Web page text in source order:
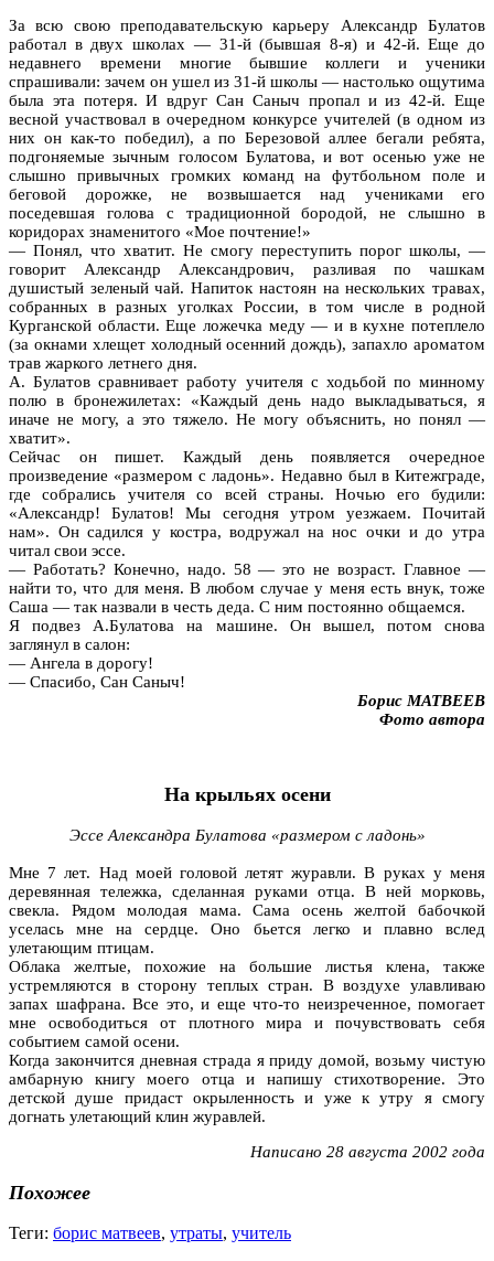
За всю свою преподавательскую карьеру Александр Булатов
работал в двух школах — 31-й (бывшая 8-я) и 42-й. Еще до
недавнего времени многие бывшие коллеги и ученики
спрашивали: зачем он ушел из 31-й школы — настолько ощутима
была эта потеря. И вдруг Сан Саныч пропал и из 42-й. Еще
весной участвовал в очередном конкурсе учителей (в одном из
них он как-то победил), а по Березовой аллее бегали ребята,
подгоняемые зычным голосом Булатова, и вот осенью уже не
слышно привычных громких команд на футбольном поле и
беговой дорожке, не возвышается над учениками его
поседевшая голова с традиционной бородой, не слышно в
коридорах знаменитого «Мое почтение!»
— Понял, что хватит. Не смогу переступить порог школы, —
говорит Александр Александрович, разливая по чашкам
душистый зеленый чай. Напиток настоян на нескольких травах,
собранных в разных уголках России, в том числе в родной
Курганской области. Еще ложечка меду — и в кухне потеплело
(за окнами хлещет холодный осенний дождь), запахло ароматом
трав жаркого летнего дня.
А. Булатов сравнивает работу учителя с ходьбой по минному
полю в бронежилетах: «Каждый день надо выкладываться, я
иначе не могу, а это тяжело. Не могу объяснить, но понял —
хватит».
Сейчас он пишет. Каждый день появляется очередное
произведение «размером с ладонь». Недавно был в Китежграде,
где собрались учителя со всей страны. Ночью его будили:
«Александр! Булатов! Мы сегодня утром уезжаем. Почитай
нам». Он садился у костра, водружал на нос очки и до утра
читал свои эссе.
— Работать? Конечно, надо. 58 — это не возраст. Главное —
найти то, что для меня. В любом случае у меня есть внук, тоже
Саша — так назвали в честь деда. С ним постоянно общаемся.
Я подвез А.Булатова на машине. Он вышел, потом снова
заглянул в салон:
— Ангела в дорогу!
— Спасибо, Сан Саныч!
Борис МАТВЕЕВ
Фото автора
На крыльях осени
Эссе Александра Булатова «размером с ладонь»
Мне 7 лет. Над моей головой летят журавли. В руках у меня
деревянная тележка, сделанная руками отца. В ней морковь,
свекла. Рядом молодая мама. Сама осень желтой бабочкой
уселась мне на сердце. Оно бьется легко и плавно вслед
улетающим птицам.
Облака желтые, похожие на большие листья клена, также
устремляются в сторону теплых стран. В воздухе улавливаю
запах шафрана. Все это, и еще что-то неизреченное, помогает
мне освободиться от плотного мира и почувствовать себя
событием самой осени.
Когда закончится дневная страда я приду домой, возьму чистую
амбарную книгу моего отца и напишу стихотворение. Это
детской душе придаст окрыленность и уже к утру я смогу
догнать улетающий клин журавлей.
Написано 28 августа 2002 года
Похожее
Теги: борис матвеев, утраты, учитель